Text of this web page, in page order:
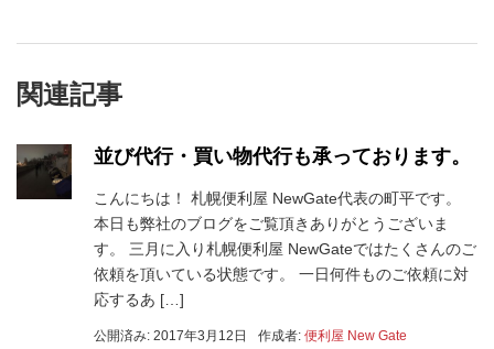
関連記事
並び代行・買い物代行も承っております。
こんにちは！ 札幌便利屋 NewGate代表の町平です。
本日も弊社のブログをご覧頂きありがとうございま
す。 三月に入り札幌便利屋 NewGateではたくさんのご
依頼を頂いている状態です。 一日何件ものご依頼に対
応するあ […]
公開済み: 2017年3月12日 作成者: 便利屋 New Gate